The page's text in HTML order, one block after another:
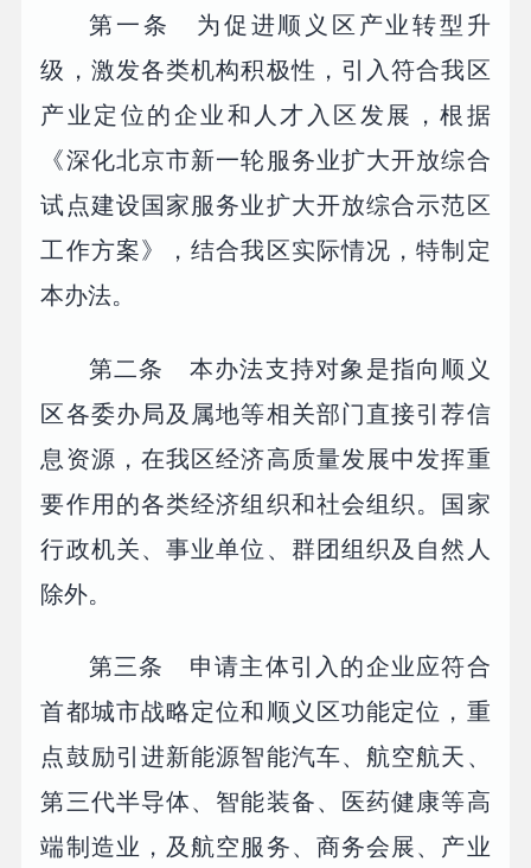
第一条 为促进顺义区产业转型升
级，激发各类机构积极性，引入符合我区
产业定位的企业和人才入区发展，根据
《深化北京市新一轮服务业扩大开放综合
试点建设国家服务业扩大开放综合示范区
工作方案》，结合我区实际情况，特制定
本办法。
第二条 本办法支持对象是指向顺义
区各委办局及属地等相关部门直接引荐信
息资源，在我区经济高质量发展中发挥重
要作用的各类经济组织和社会组织。国家
行政机关、事业单位、群团组织及自然人
除外。
第三条 申请主体引入的企业应符合
首都城市战略定位和顺义区功能定位，重
点鼓励引进新能源智能汽车、航空航天、
第三代半导体、智能装备、医药健康等高
端制造业，及航空服务、商务会展、产业